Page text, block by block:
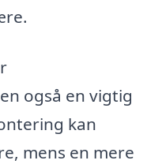
også en vigtig
kan
mens en mere